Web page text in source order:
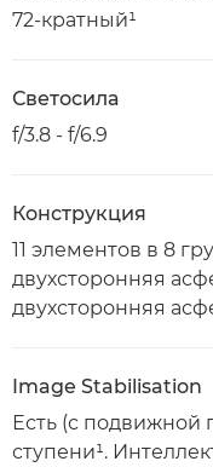
72-кратный¹
Светосила
f/3.8 - f/6.9
Конструкция
11 элементов в 8
двухсторонняя
двухсторонняя
Image Stabilisation
Есть (с подвижной
ступени¹.